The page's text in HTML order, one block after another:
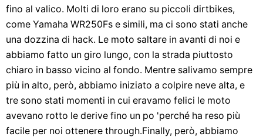
fino al valico. Molti di loro erano su piccoli dirtbikes,
come Yamaha WR250Fs e simili, ma ci sono stati anche
una dozzina di hack. Le moto saltare in avanti di noi e
abbiamo fatto un giro lungo, con la strada piuttosto
chiaro in basso vicino al fondo. Mentre salivamo sempre
più in alto, però, abbiamo iniziato a colpire neve alta, e
tre sono stati momenti in cui eravamo felici le moto
avevano rotto le derive fino un po 'perché ha reso più
facile per noi ottenere through.Finally, però, abbiamo